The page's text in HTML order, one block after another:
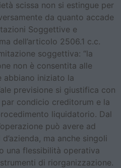
scissa non si estingue per
da quanto accade
Soggettive e
dell’articolo 2506.1 c.c.
soggettiva: “la
non è consentita alle
abbiano iniziato la
previsione si giustifica con
par condicio creditorum e la
liquidatorio. Dal
può avere ad
ma anche singoli
una flessibilità operativa
di riorganizzazione.